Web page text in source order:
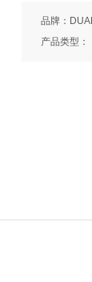
品牌：
产品类型：